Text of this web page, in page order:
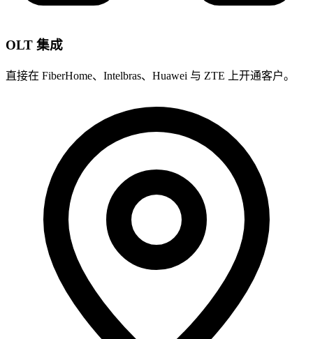
OLT 集成
直接在 FiberHome、Intelbras、Huawei 与 ZTE 上开通客户。